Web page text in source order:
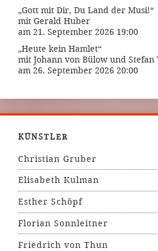
„Gott mit Dir, Du Land der Musi!“
mit Gerald Huber
am 21. September 2026 19:00
„Heute kein Hamlet“
mit Johann von Bülow und
am 26. September 2026 20:00
KÜNSTLER
Christian Gruber
Elisabeth Kulman
Esther Schöpf
Florian Sonnleitner
Friedrich von Thun